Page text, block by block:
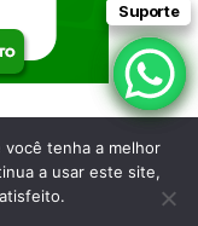
Assessoria Comercial
Suporte
Suporte
você tenha a melhor
a usar este site,